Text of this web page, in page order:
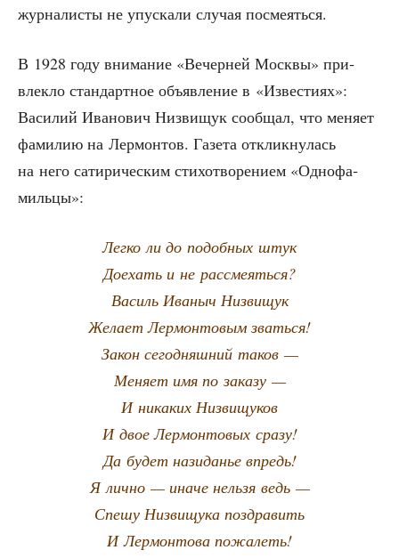
жур­на­ли­сты не упус­ка­ли слу­чая посмеяться.
В 1928 году вни­ма­ние «Вечер­ней Моск­вы» при­
влек­ло стан­дарт­ное объ­яв­ле­ние в «Изве­сти­ях»:
Васи­лий Ива­но­вич Низ­ви­щук сооб­щал, что меня­ет
фами­лию на Лер­мон­тов. Газе­та отклик­ну­лась
на него сати­ри­че­ским сти­хо­тво­ре­ни­ем «Одно­фа­
миль­цы»:
Лег­ко ли до подоб­ных штук
Дое­хать и не рассмеяться?
Василь Ива­ныч Низвищук
Жела­ет Лер­мон­то­вым зваться!
Закон сего­дняш­ний таков —
Меня­ет имя по заказу —
И ника­ких Низвищуков
И двое Лер­мон­то­вых сразу!
Да будет нази­да­нье впредь!
Я лич­но — ина­че нель­зя ведь —
Спе­шу Низ­ви­щу­ка поздравить
И Лер­мон­то­ва пожалеть!